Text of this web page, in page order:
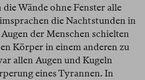
Wände ohne Fenster alle
die Nachtstunden in
der Menschen schielten
Körper in einem anderen zu
allen Augen und Kugeln
eines Tyrannen. In